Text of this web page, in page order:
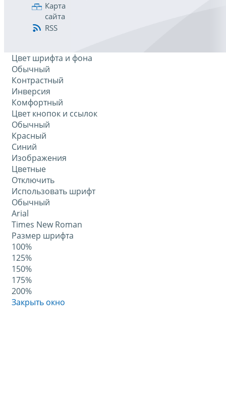
Карта
сайта
RSS
Цвет шрифта и фона
Обычный
Контрастный
Инверсия
Комфортный
Цвет кнопок и ссылок
Обычный
Красный
Синий
Изображения
Цветные
Отключить
Использовать шрифт
Обычный
Arial
Times New Roman
Размер шрифта
100%
125%
150%
175%
200%
Закрыть окно